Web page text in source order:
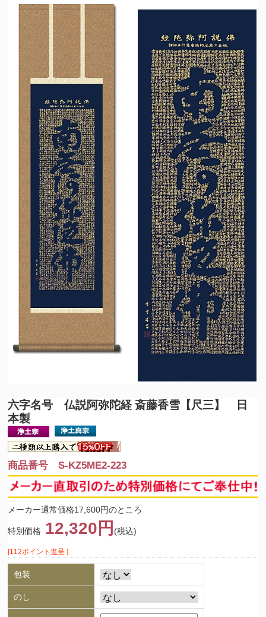
六字名号 仏説阿弥陀経 斎藤香雪【尺三】 日
本製
商品番号 S-KZ5ME2-223
メーカー通常価格17,600円のところ
特別価格 12,320円 (税込)
[112ポイント進呈 ]
包装
のし